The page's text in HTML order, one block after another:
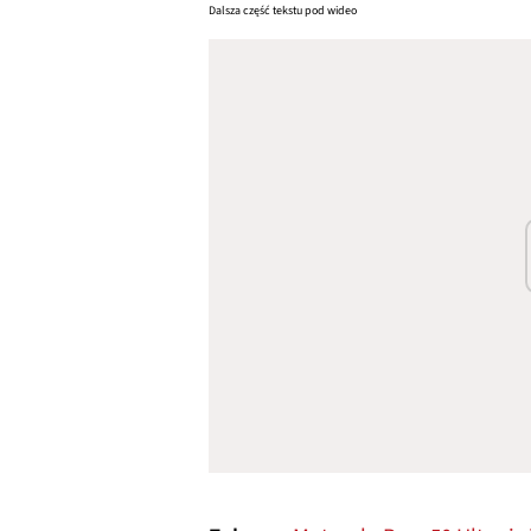
Dalsza część tekstu pod wideo